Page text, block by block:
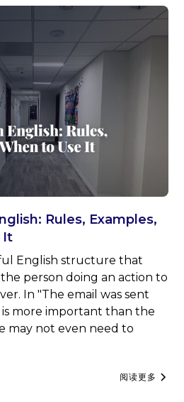
Rules, Examples,
It
English structure that
person doing an action to
In "The email was sent
is more important than the
may not even need to
阅读更多